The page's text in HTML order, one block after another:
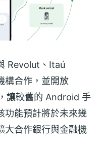
Revolut、Itaú
構合作，並開放
讓較舊的 Android 手
功能預計將於未來幾
大合作銀行與金融機